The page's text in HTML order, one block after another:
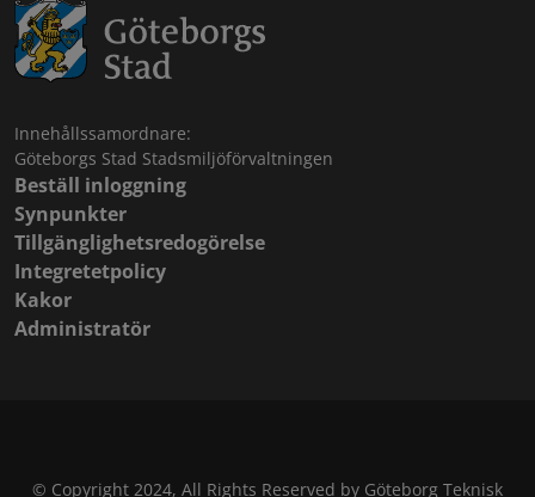
Innehållssamordnare:
Göteborgs Stad Stadsmiljöförvaltningen
Beställ inloggning
Synpunkter
Tillgänglighetsredogörelse
Integretetpolicy
Kakor
Administratör
© Copyright 2024, All Rights Reserved by Göteborg Teknisk